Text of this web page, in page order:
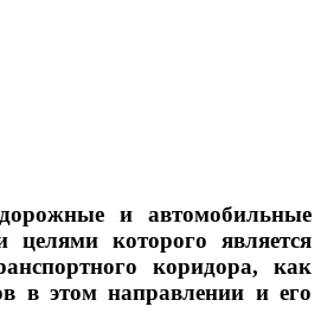
и автомобильные
которого является
коридора, как
в этом направлении и его